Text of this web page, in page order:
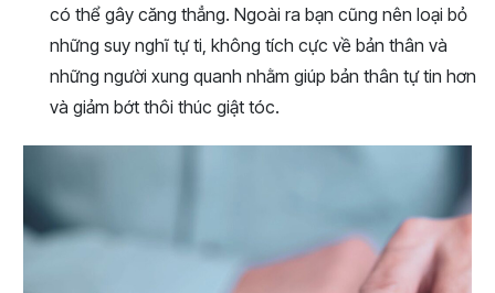
có thể gây căng thẳng. Ngoài ra bạn cũng nên loại bỏ
những suy nghĩ tự ti, không tích cực về bản thân và
những người xung quanh nhằm giúp bản thân tự tin hơn
và giảm bớt thôi thúc giật tóc.